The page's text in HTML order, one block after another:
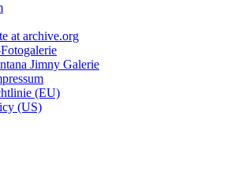
at archive.org
Jimny Galerie
(EU)
(US)